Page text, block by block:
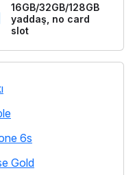
16GB/32GB/128GB
yaddaş, no card
slot
6s
Gold